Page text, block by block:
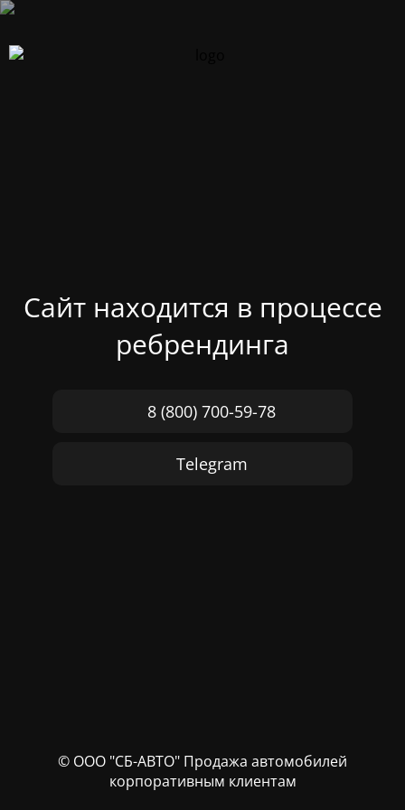
Сайт находится в процессе
ребрендинга
8 (800) 700-59-78
Telegram
© ООО "СБ-АВТО" Продажа автомобилей
корпоративным клиентам